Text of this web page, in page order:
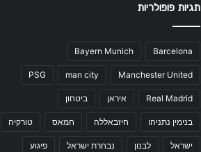
תגיות פופולריות
Barcelona
Bayern Munich
Manchester United
man city
PSG
Real Madrid איראן ביטחון
בנימין נתניהו חיזבאללה חמאס טורקיה
ישראל לבנון נבחרת ישראל פיגוע